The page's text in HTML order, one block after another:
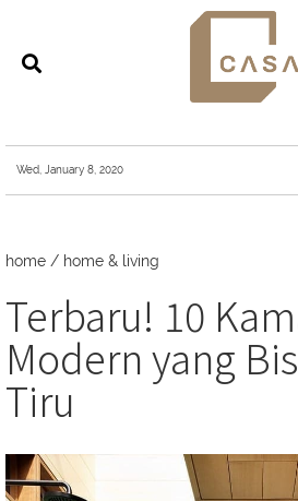
Wed, January 8, 2020
home / home & living
Terbaru! 10
Modern yang
Tiru